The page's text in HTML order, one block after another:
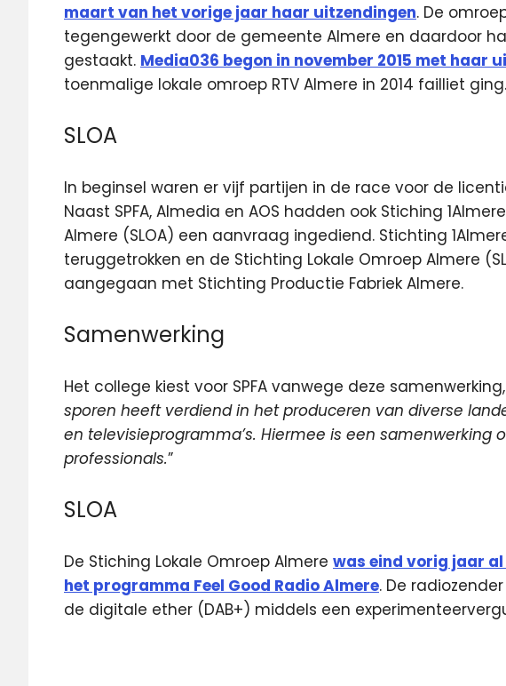
maart van het vorige jaar haar uitzendingen. De
tegengewerkt door de gemeente Almere en daardoor
gestaakt. Media036 begon in november 2015 met haar
toenmalige lokale omroep RTV Almere in 2014 failliet ging.
SLOA
In beginsel waren er vijf partijen in de race voor de
Naast SPFA, Almedia en AOS hadden ook Stiching
Almere (SLOA) een aanvraag ingediend. Stichting
teruggetrokken en de Stichting Lokale Omroep Almere
aangegaan met Stichting Productie Fabriek Almere.
Samenwerking
Het college kiest voor SPFA vanwege deze samenwerking,
sporen heeft verdiend in het produceren van diverse
en televisieprogramma’s. Hiermee is een samenwerking
professionals.”
SLOA
De Stiching Lokale Omroep Almere was eind vorig jaar
het programma Feel Good Radio Almere. De
de digitale ether (DAB+) middels een